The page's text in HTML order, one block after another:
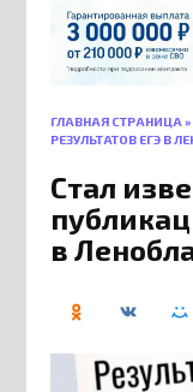
ГЛАВНАЯ СТРАНИЦА »
РЕЗУЛЬТАТОВ ЕГЭ В
Стал
в